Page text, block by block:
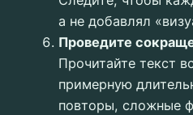
а не добавлял
Проведите
Прочитайте текст
примерную
повторы, сложные